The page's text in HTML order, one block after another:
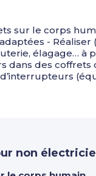
sur le corps
- Réaliser
élagage… à
dans des coffrets
non